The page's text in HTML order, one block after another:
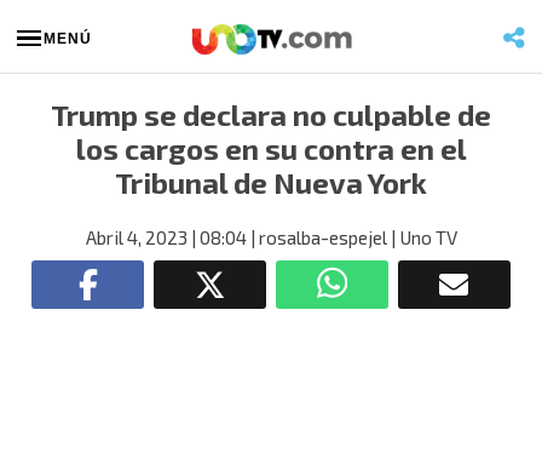
MENÚ
Trump se declara no culpable de
los cargos en su contra en el
Tribunal de Nueva York
Abril 4, 2023 | 08:04| rosalba-espejel| Uno TV